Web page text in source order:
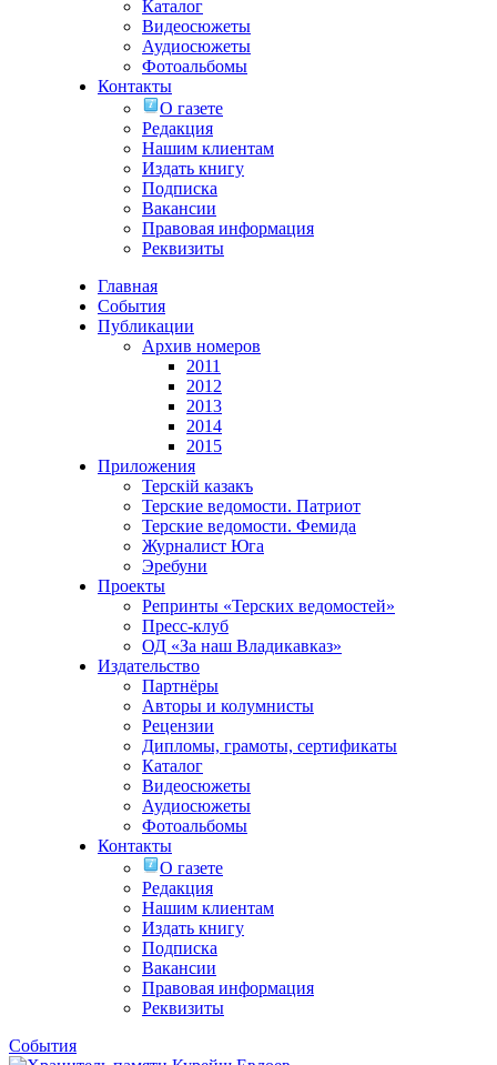
Каталог
Видеосюжеты
Аудиосюжеты
Фотоальбомы
Контакты
О газете
Редакция
Нашим клиентам
Издать книгу
Подписка
Вакансии
Правовая информация
Реквизиты
Главная
События
Публикации
Архив номеров
2011
2012
2013
2014
2015
Приложения
Терскiй казакъ
Терские ведомости. Патриот
Терские ведомости. Фемида
Журналист Юга
Эребуни
Проекты
Репринты «Терских ведомостей»
Пресс-клуб
ОД «За наш Владикавказ»
Издательство
Партнёры
Авторы и колумнисты
Рецензии
Дипломы, грамоты, сертификаты
Каталог
Видеосюжеты
Аудиосюжеты
Фотоальбомы
Контакты
О газете
Редакция
Нашим клиентам
Издать книгу
Подписка
Вакансии
Правовая информация
Реквизиты
События